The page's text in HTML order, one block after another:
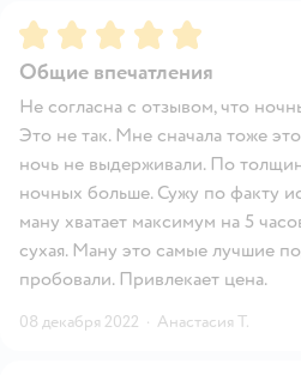
Рейтинг:5
Общие впечатления
Не согласна с отзывом, что
Это не так. Мне сначала тоже
ночь не выдерживали. По
ночных больше. Сужу по факту
ману хватает максимум на 5
сухая. Ману это самые лучшие
пробовали. Привлекает цена.
08 декабря 2022 · Анастасия Т.